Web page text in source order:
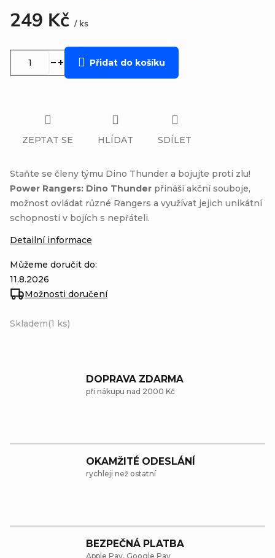
249 Kč / ks
Skladem(1 ks)
Můžeme doručit do:
11.8.2026
Možnosti doručení
Přidat do košíku
Staňte se členy týmu Dino Thunder a bojujte proti zlu!
Power Rangers: Dino Thunder přináší akční souboje,
možnost ovládat různé Rangers a využívat jejich unikátní
schopnosti v bojích s nepřáteli.
Detailní informace
ZEPTAT SE HLÍDAT SDÍLET
DOPRAVA ZDARMA
při nákupu nad 2000 Kč
OKAMŽITÉ ODESLÁNÍ
rychleji než ostatní
BEZPEČNÁ PLATBA
Apple Pay, Google Pay